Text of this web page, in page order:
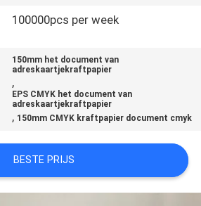
100000pcs per week
150mm het document van
adreskaartjekraftpapier
,
EPS CMYK het document van
adreskaartjekraftpapier
, 150mm CMYK kraftpapier document cmyk
BESTE PRIJS